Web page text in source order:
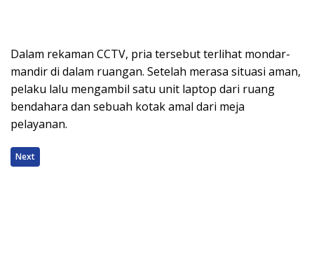
Dalam rekaman CCTV, pria tersebut terlihat mondar-
mandir di dalam ruangan. Setelah merasa situasi aman,
pelaku lalu mengambil satu unit laptop dari ruang
bendahara dan sebuah kotak amal dari meja
pelayanan.
Next